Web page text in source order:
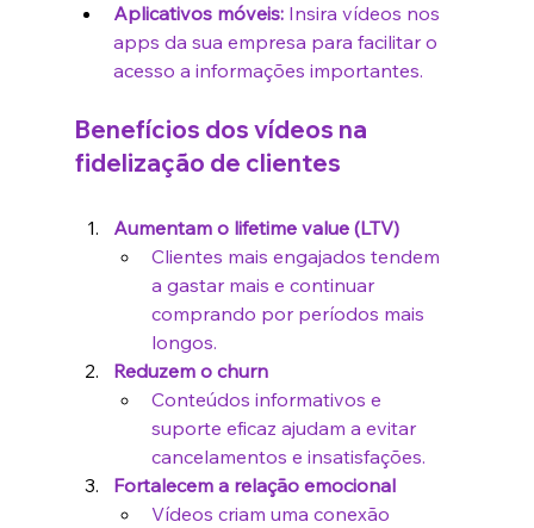
Aplicativos móveis: Insira vídeos nos
apps da sua empresa para facilitar o
acesso a informações importantes.
Benefícios dos vídeos na
fidelização de clientes
Aumentam o lifetime value (LTV)
Clientes mais engajados tendem
a gastar mais e continuar
comprando por períodos mais
longos.
Reduzem o churn
Conteúdos informativos e
suporte eficaz ajudam a evitar
cancelamentos e insatisfações.
Fortalecem a relação emocional
Vídeos criam uma conexão